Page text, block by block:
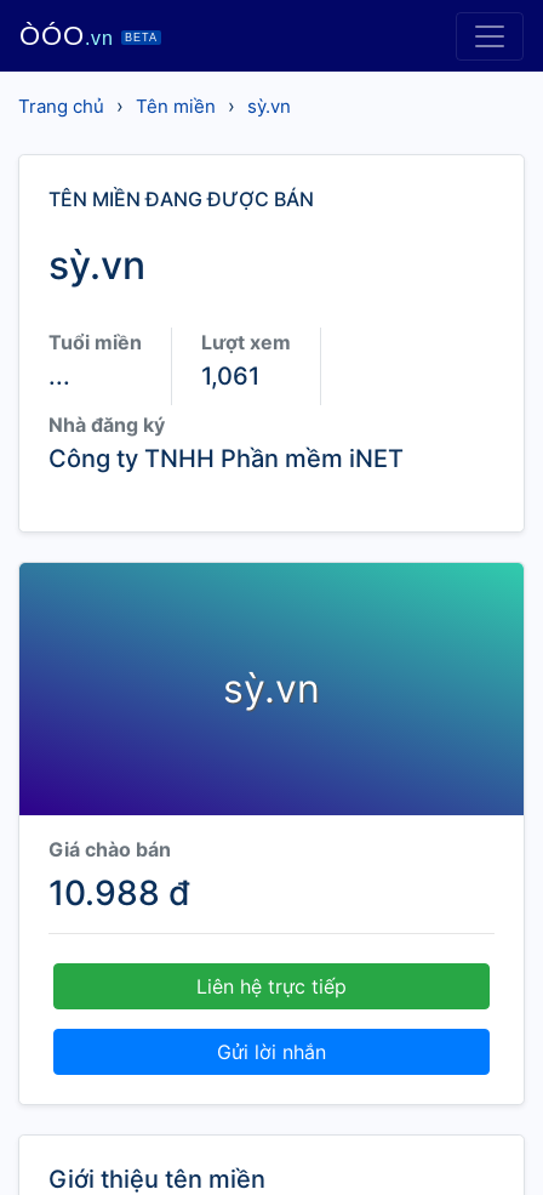
ÒÓO.vn BETA
Trang chủ › Tên miền › sỳ.vn
TÊN MIỀN ĐANG ĐƯỢC BÁN
sỳ.vn
Tuổi miền
...
Lượt xem
1,061
Nhà đăng ký
Công ty TNHH Phần mềm iNET
sỳ.vn
Giá chào bán
10.988 đ
Liên hệ trực tiếp
Gửi lời nhắn
Giới thiệu tên miền